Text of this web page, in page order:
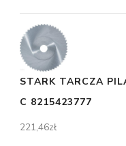
STARK TARCZA
C 8215423777
221,46zł